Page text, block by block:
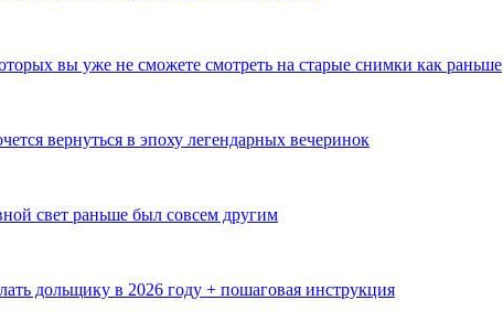
вы уже не сможете смотреть на старые снимки как раньше
вернуться в эпоху легендарных вечеринок
свет раньше был совсем другим
дольщику в 2026 году + пошаговая инструкция